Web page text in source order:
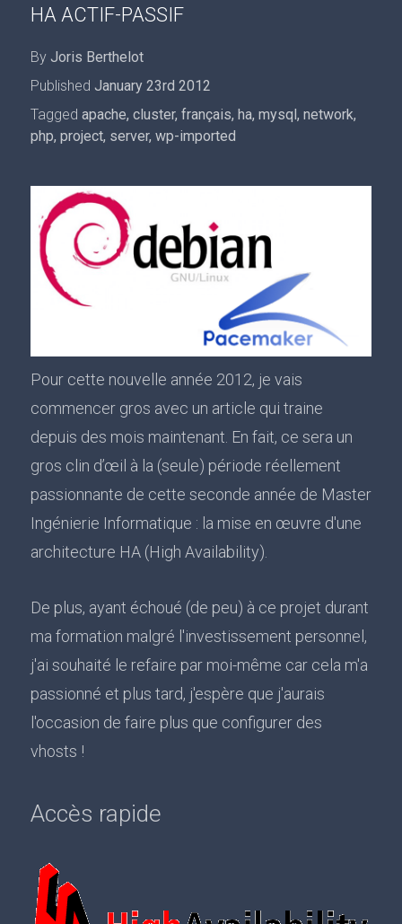
HA ACTIF-PASSIF
By Joris Berthelot
Published January 23rd 2012
Tagged apache, cluster, français, ha, mysql, network,
php, project, server, wp-imported
Pour cette nouvelle année 2012, je vais
commencer gros avec un article qui traine
depuis des mois maintenant. En fait, ce sera un
gros clin d’œil à la (seule) période réellement
passionnante de cette seconde année de Master
Ingénierie Informatique : la mise en œuvre d'une
architecture HA (High Availability).
De plus, ayant échoué (de peu) à ce projet durant
ma formation malgré l'investissement personnel,
j'ai souhaité le refaire par moi-même car cela m'a
passionné et plus tard, j'espère que j'aurais
l'occasion de faire plus que configurer des
vhosts !
Accès rapide